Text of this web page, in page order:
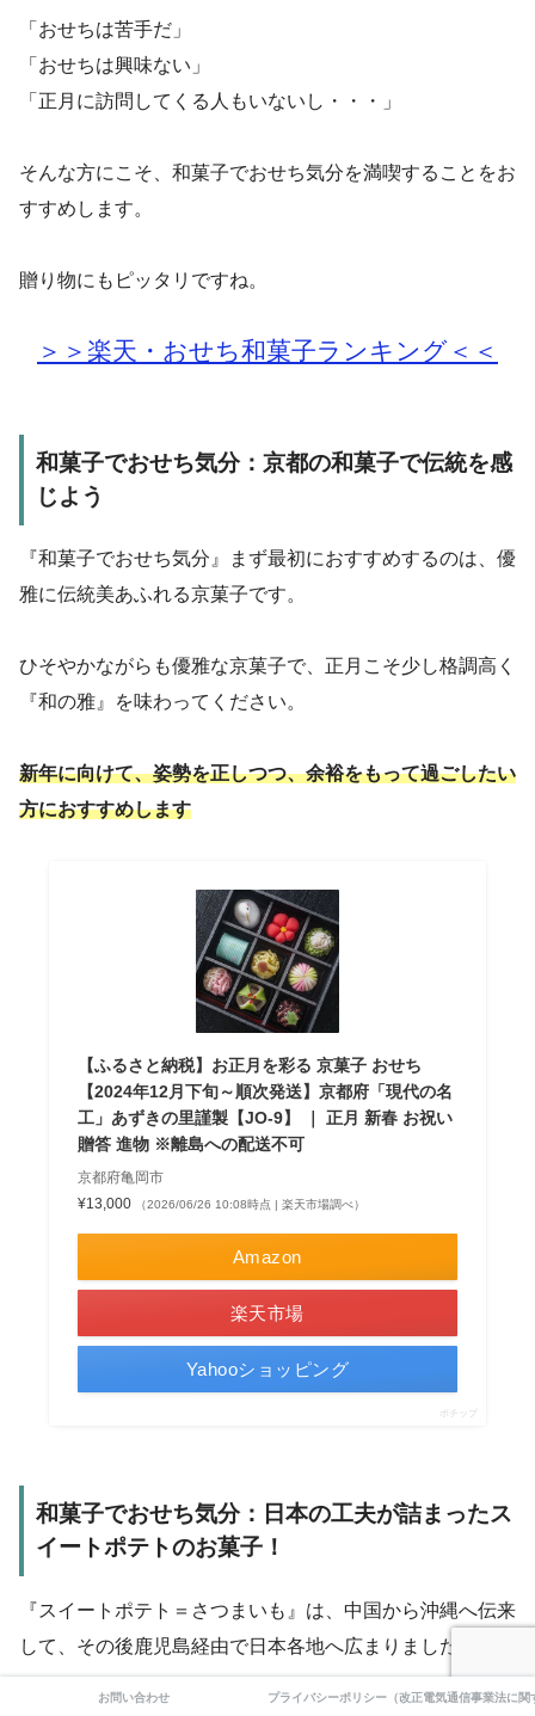
「おせちは苦手だ」
「おせちは興味ない」
「正月に訪問してくる人もいないし・・・」
そんな方にこそ、和菓子でおせち気分を満喫することをお
すすめします。
贈り物にもピッタリですね。
＞＞楽天・おせち和菓子ランキング＜＜
和菓子でおせち気分：京都の和菓子で伝統を感
じよう
『和菓子でおせち気分』まず最初におすすめするのは、優
雅に伝統美あふれる京菓子です。
ひそやかながらも優雅な京菓子で、正月こそ少し格調高く
『和の雅』を味わってください。
新年に向けて、姿勢を正しつつ、余裕をもって過ごしたい
方におすすめします
【ふるさと納税】お正月を彩る 京菓子 おせち
【2024年12月下旬～順次発送】京都府「現代の名
工」あずきの里謹製【JO-9】 ｜ 正月 新春 お祝い
贈答 進物 ※離島への配送不可
京都府亀岡市
¥13,000
（2026/06/26 10:08時点 | 楽天市場調べ）
Amazon
楽天市場
Yahooショッピング
ポチップ
和菓子でおせち気分：日本の工夫が詰まったス
イートポテトのお菓子！
『スイートポテト＝さつまいも』は、中国から沖縄へ伝来
して、その後鹿児島経由で日本各地へ広まりました。
お問い合わせ プライバシーポリシー（改正電気通信事業法に関